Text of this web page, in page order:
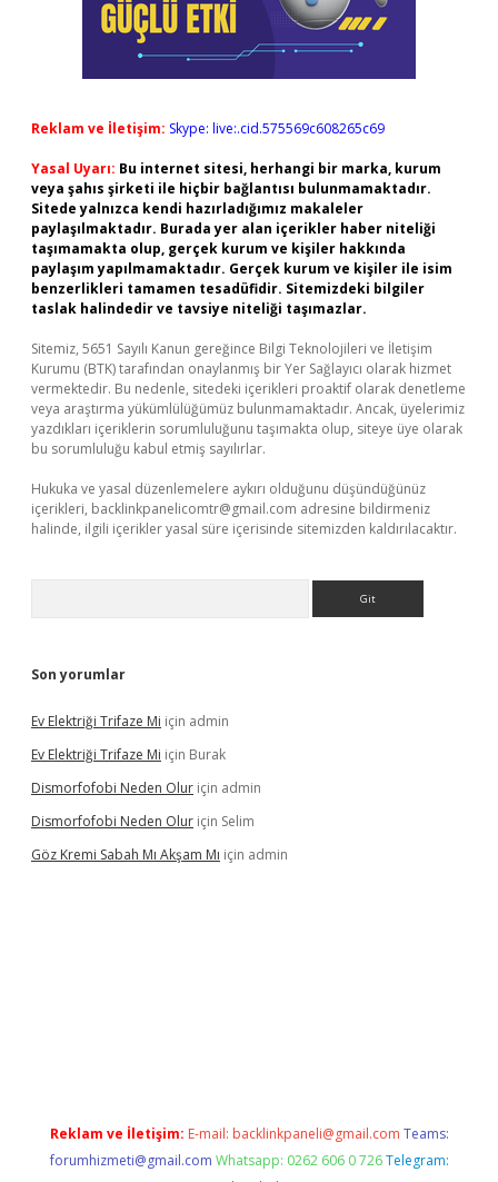
Reklam ve İletişim: Skype: live:.cid.575569c608265c69
Yasal Uyarı: Bu internet sitesi, herhangi bir marka, kurum
veya şahıs şirketi ile hiçbir bağlantısı bulunmamaktadır.
Sitede yalnızca kendi hazırladığımız makaleler
paylaşılmaktadır. Burada yer alan içerikler haber niteliği
taşımamakta olup, gerçek kurum ve kişiler hakkında
paylaşım yapılmamaktadır. Gerçek kurum ve kişiler ile isim
benzerlikleri tamamen tesadüfidir. Sitemizdeki bilgiler
taslak halindedir ve tavsiye niteliği taşımazlar.
Sitemiz, 5651 Sayılı Kanun gereğince Bilgi Teknolojileri ve İletişim
Kurumu (BTK) tarafından onaylanmış bir Yer Sağlayıcı olarak hizmet
vermektedir. Bu nedenle, sitedeki içerikleri proaktif olarak denetleme
veya araştırma yükümlülüğümüz bulunmamaktadır. Ancak, üyelerimiz
yazdıkları içeriklerin sorumluluğunu taşımakta olup, siteye üye olarak
bu sorumluluğu kabul etmiş sayılırlar.
Hukuka ve yasal düzenlemelere aykırı olduğunu düşündüğünüz
içerikleri, backlinkpanelicomtr@gmail.com adresine bildirmeniz
halinde, ilgili içerikler yasal süre içerisinde sitemizden kaldırılacaktır.
Son yorumlar
Ev Elektriği Trifaze Mi için admin
Ev Elektriği Trifaze Mi için Burak
Dismorfofobi Neden Olur için admin
Dismorfofobi Neden Olur için Selim
Göz Kremi Sabah Mı Akşam Mı için admin
Reklam ve İletişim: E-mail: backlinkpaneli@gmail.com Teams:
forumhizmeti@gmail.com Whatsapp: 0262 606 0 726 Telegram: